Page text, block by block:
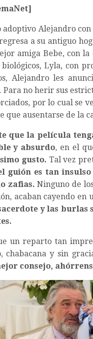
Alejandro
a su antiguo
amiga Bebe, con
Lyla, con
Alejandro les
no herir sus
por lo cual se
que ausentarse de la
que la película
y absurdo, en el
gusto. Tal vez
guión es tan
zafias. Ninguno de
acaban cayendo
y las
un reparto tan
chabacana y sin
consejo,